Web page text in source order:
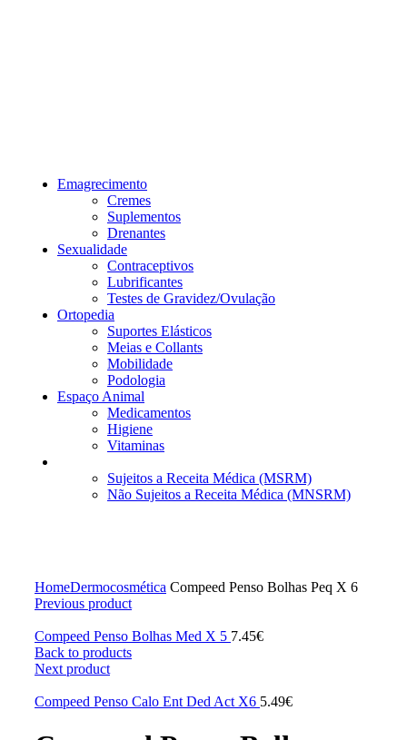
Emagrecimento
Cremes
Suplementos
Drenantes
Sexualidade
Contraceptivos
Lubrificantes
Testes de Gravidez/Ovulação
Ortopedia
Suportes Elásticos
Meias e Collants
Mobilidade
Podologia
Espaço Animal
Medicamentos
Higiene
Vitaminas
Sujeitos a Receita Médica (MSRM)
Não Sujeitos a Receita Médica (MNSRM)
HomeDermocosmética Compeed Penso Bolhas Peq X 6
Previous product
Compeed Penso Bolhas Med X 5 7.45€
Back to products
Next product
Compeed Penso Calo Ent Ded Act X6 5.49€